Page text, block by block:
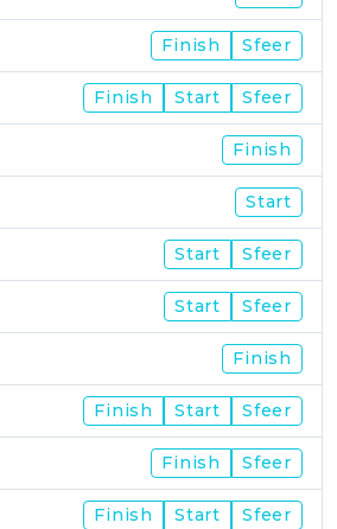
Finish Sfeer
Finish Start Sfeer
Finish
Start
Start Sfeer
Start Sfeer
Finish
Finish Start Sfeer
Finish Sfeer
Finish Start Sfeer